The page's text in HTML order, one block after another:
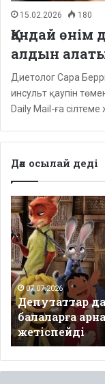
15.02.2026 180
Қандай өнім
алдын
Диетолог Сара
инсульт қаупін
Daily Mail-ға
Дәл осылай деді
Депутаттар
дабыл
қақты:
Қазақстанда
балаларға
арналған
сапалы
қазақша
контент
жетіспейді
07.07.2026
Депутаттар
балаларға
жетіспейді